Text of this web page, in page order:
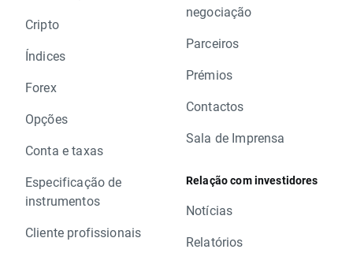
Cripto
Índices
Forex
Opções
Conta e taxas
Especificação de
instrumentos
Cliente profissionais
negociação
Parceiros
Prémios
Contactos
Sala de Imprensa
Relação com investidores
Notícias
Relatórios